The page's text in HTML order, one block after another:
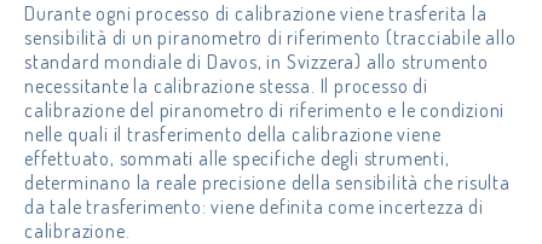
Durante ogni processo di calibrazione viene trasferita la
sensibilità di un piranometro di riferimento (tracciabile allo
standard mondiale di Davos, in Svizzera) allo strumento
necessitante la calibrazione stessa. Il processo di
calibrazione del piranometro di riferimento e le condizioni
nelle quali il trasferimento della calibrazione viene
effettuato, sommati alle specifiche degli strumenti,
determinano la reale precisione della sensibilità che risulta
da tale trasferimento: viene definita come incertezza di
calibrazione.